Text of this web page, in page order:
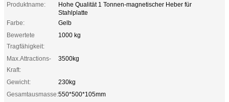
Produktname:
Hohe Qualität 1 Tonnen-magnetischer Heber für
Stahlplatte
Farbe:
Gelb
Bewertete
Tragfähigkeit:
1000 kg
Max.Attractions-
Kraft:
3500kg
Gewicht:
230kg
Gesamtausmasse:550*500*105mm